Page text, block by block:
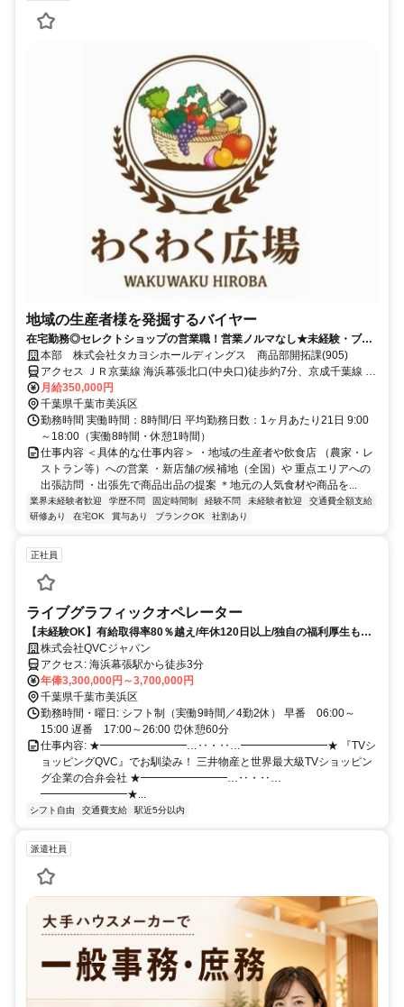
地域の生産者様を発掘するバイヤー
在宅勤務◎セレクトショップの営業職！営業ノルマなし★未経験・ブラ
ンクOK♪/インセンティブ・賞与あり
本部 株式会社タカヨシホールディングス 商品部開拓課(905)
アクセス ＪＲ京葉線 海浜幕張北口(中央口)徒歩約7分、京成千葉線 京
成幕張徒歩約22分、ＪＲ総武本線 幕張南口徒歩約24分
月給350,000円
千葉県千葉市美浜区
勤務時間 実働時間：8時間/日 平均勤務日数：1ヶ月あたり21日 9:00
～18:00（実働8時間・休憩1時間）
仕事内容 ＜具体的な仕事内容＞ ・地域の生産者や飲食店 （農家・レ
ストラン等）への営業 ・新店舗の候補地（全国）や 重点エリアへの
出張訪問 ・出張先で商品出品の提案 ＊地元の人気食材や商品を...
業界未経験者歓迎 学歴不問 固定時間制 経験不問 未経験者歓迎
交通費全額支給
研修あり
在宅OK 賞与あり ブランクOK 社割あり
正社員
ライブグラフィックオペレーター
【未経験OK】有給取得率80％越え/年休120日以上/独自の福利厚生も充
実！株式会社QVCジャパン
アクセス: 海浜幕張駅から徒歩3分
年俸3,300,000円～3,700,000円
千葉県千葉市美浜区
勤務時間・曜日: シフト制（実働9時間／4勤2休） 早番 06:00～
15:00 遅番 17:00～26:00 ⏰休憩60分
仕事内容: ★━━━━━━━━…‥・‥…━━━━━━━━★ 『TVシ
ョッピングQVC』でお馴染み！ 三井物産と世界最大級TVショッピン
グ企業の合弁会社 ★━━━━━━━━…‥・‥…
━━━━━━━━★...
シフト自由 交通費支給 駅近5分以内
派遣社員